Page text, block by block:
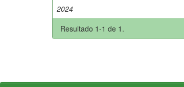
2024
Resultado 1-1 de 1.